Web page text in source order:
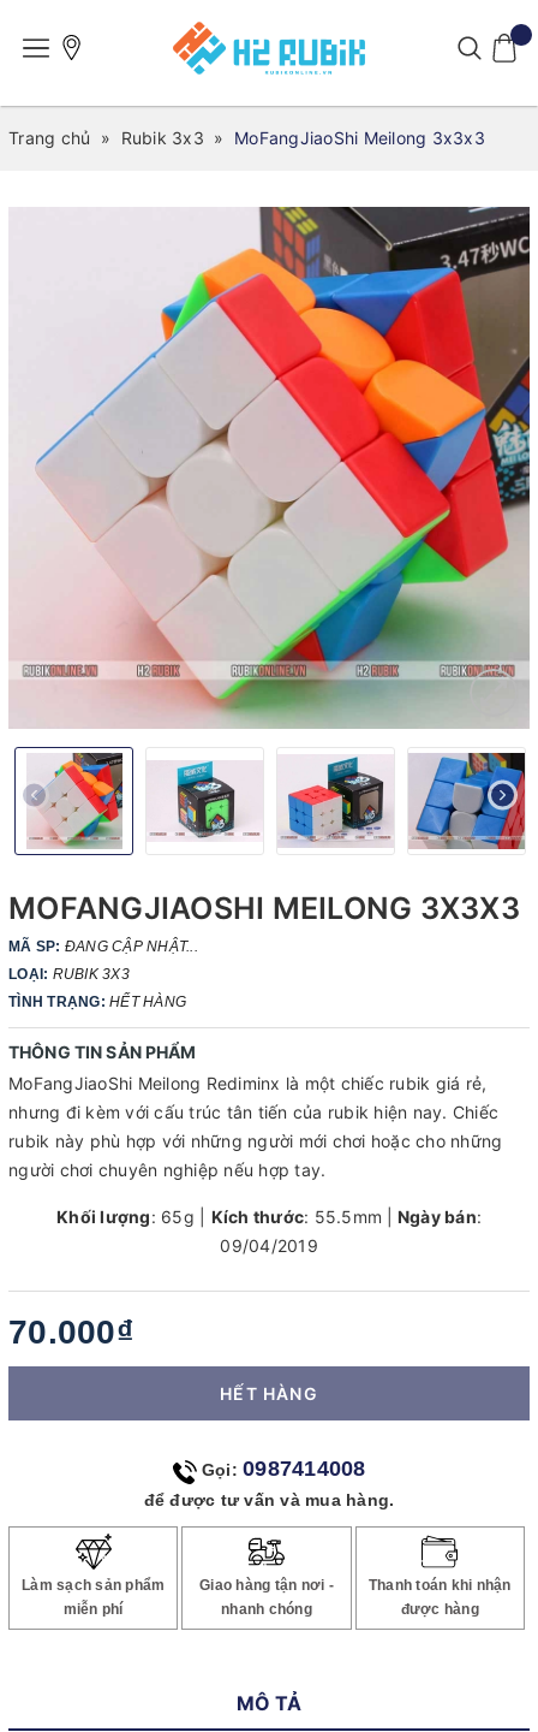
Trang chủ » Rubik 3x3 » MoFangJiaoShi Meilong 3x3x3
MOFANGJIAOSHI MEILONG 3X3X3
MÃ SP: ĐANG CẬP NHẬT...
LOẠI: RUBIK 3X3
TÌNH TRẠNG: HẾT HÀNG
THÔNG TIN SẢN PHẨM
MoFangJiaoShi Meilong Rediminx là một chiếc rubik giá rẻ,
nhưng đi kèm với cấu trúc tân tiến của rubik hiện nay. Chiếc
rubik này phù hợp với những người mới chơi hoặc cho những
người chơi chuyên nghiệp nếu hợp tay.
Khối lượng: 65g | Kích thước: 55.5mm | Ngày bán:
09/04/2019
70.000₫
HẾT HÀNG
Gọi: 0987414008
để được tư vấn và mua hàng.
Làm sạch sản phẩm
miễn phí
Giao hàng tận nơi -
nhanh chóng
Thanh toán khi nhận
được hàng
MÔ TẢ